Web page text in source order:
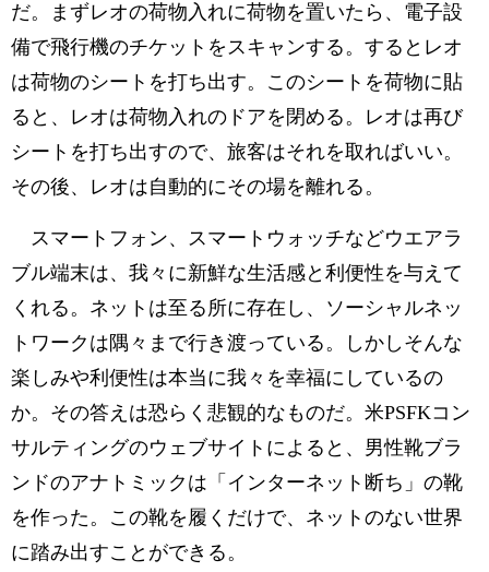
だ。まずレオの荷物入れに荷物を置いたら、電子設
備で飛行機のチケットをスキャンする。するとレオ
は荷物のシートを打ち出す。このシートを荷物に貼
ると、レオは荷物入れのドアを閉める。レオは再び
シートを打ち出すので、旅客はそれを取ればいい。
その後、レオは自動的にその場を離れる。
スマートフォン、スマートウォッチなどウエアラ
ブル端末は、我々に新鮮な生活感と利便性を与えて
くれる。ネットは至る所に存在し、ソーシャルネッ
トワークは隅々まで行き渡っている。しかしそんな
楽しみや利便性は本当に我々を幸福にしているの
か。その答えは恐らく悲観的なものだ。米PSFKコン
サルティングのウェブサイトによると、男性靴ブラ
ンドのアナトミックは「インターネット断ち」の靴
を作った。この靴を履くだけで、ネットのない世界
に踏み出すことができる。